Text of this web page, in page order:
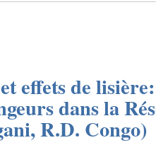
effets de
dans la
R.D. Congo)